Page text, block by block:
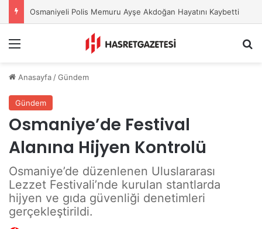
Osmaniyeli Polis Memuru Ayşe Akdoğan Hayatını Kaybetti
Anasayfa /Gündem
Gündem
Osmaniye’de Festival
Alanına Hijyen Kontrolü
Osmaniye’de düzenlenen Uluslararası
Lezzet Festivali’nde kurulan stantlarda
hijyen ve gıda güvenliği denetimleri
gerçekleştirildi.